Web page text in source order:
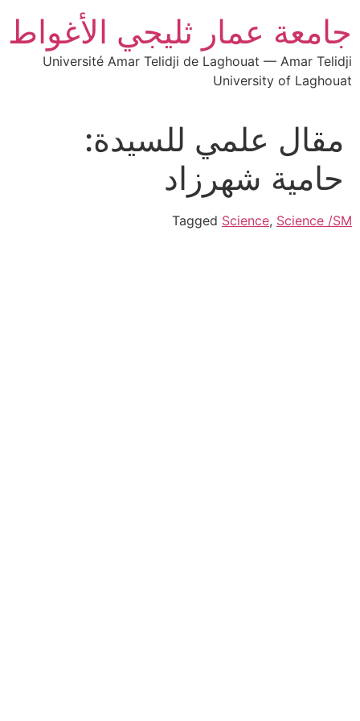
جامعة عمار ثليجي الأغواط
Université Amar Telidji de Laghouat — Amar Telidji
University of Laghouat
مقال علمي للسيدة:
حامية شهرزاد
Tagged Science, Science /SM